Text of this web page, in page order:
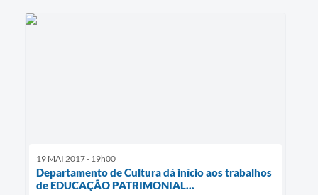
19 MAI 2017 - 19h00
Departamento de Cultura dá início aos trabalhos
de EDUCAÇÃO PATRIMONIAL...